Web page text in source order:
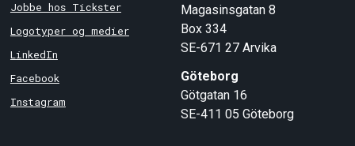
Jobbe hos Tickster
Logotyper og medier
LinkedIn
Facebook
Instagram
Magasinsgatan 8
Box 334
SE-671 27 Arvika
Göteborg
Götgatan 16
SE-411 05 Göteborg